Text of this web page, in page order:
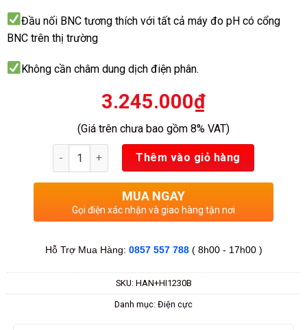
Đầu nối BNC tương thích với tất cả máy đo pH có cổng
BNC trên thị trường
Không cần châm dung dịch điện phân.
3.245.000₫
(Giá trên chưa bao gồm 8% VAT)
Số lượng Thêm vào giỏ hàng
MUA NGAY
Gọi điện xác nhận và giao hàng tận nơi
Hỗ Trợ Mua Hàng: 0857 557 788 ( 8h00 - 17h00 )
SKU: HAN+HI1230B
Danh mục: Điện cực